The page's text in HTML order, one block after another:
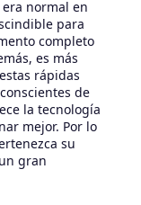
normal en
para
completo
es más
rápidas
de
la tecnología
mejor. Por lo
su
gran